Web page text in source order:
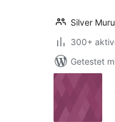
Silver Muru
300+
Getestet